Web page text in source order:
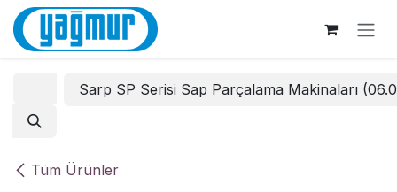
İçereği Atla
Tüm Ürünler
Sarp SP Serisi Sap Parçalama Makinaları